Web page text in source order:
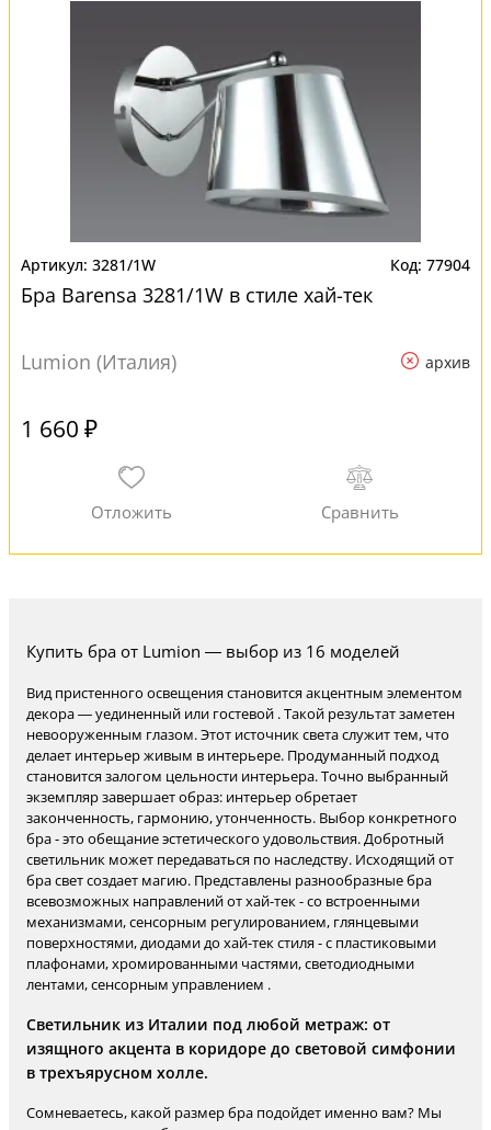
3281/1W 77904
Бра Barensa 3281/1W в стиле хай-тек
Lumion (Италия) архив
1 660 ₽
Купить бра от Lumion — выбор из 16 моделей
Вид пристенного освещения становится акцентным элементом
декора — уединенный или гостевой . Такой результат заметен
невооруженным глазом. Этот источник света служит тем, что
делает интерьер живым в интерьере. Продуманный подход
становится залогом цельности интерьера. Точно выбранный
экземпляр завершает образ: интерьер обретает
законченность, гармонию, утонченность. Выбор конкретного
бра - это обещание эстетического удовольствия. Добротный
светильник может передаваться по наследству. Исходящий от
бра свет создает магию. Представлены разнообразные бра
всевозможных направлений от хай-тек - со встроенными
механизмами, сенсорным регулированием, глянцевыми
поверхностями, диодами до хай-тек стиля - с пластиковыми
плафонами, хромированными частями, светодиодными
лентами, сенсорным управлением .
Светильник из Италии под любой метраж: от
изящного акцента в коридоре до световой симфонии
в трехъярусном холле.
Сомневаетесь, какой размер бра подойдет именно вам? Мы